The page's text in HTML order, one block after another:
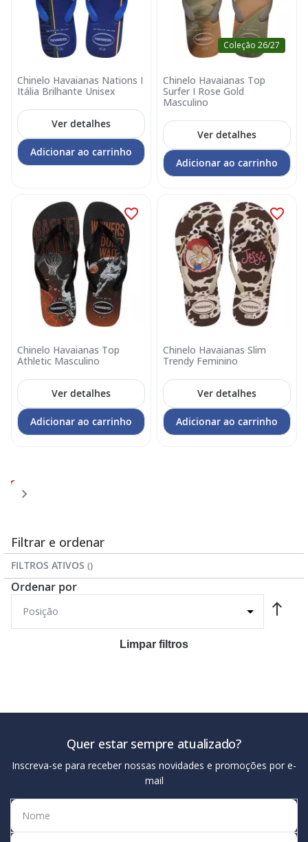
Chinelo Havaianas Nations I
Itália Brilhante Unisex
Ver detalhes
Adicionar ao carrinho
Coleção 26/27
Chinelo Havaianas Top
Surfer I Rose Gold
Masculino
Ver detalhes
Adicionar ao carrinho
Chinelo Havaianas Top
Athletic Masculino
Ver detalhes
Adicionar ao carrinho
Chinelo Havaianas Slim
Trendy Feminino
Ver detalhes
Adicionar ao carrinho
Você
esta
pagina
1 3
Filtrar e ordenar
FILTROS ATIVOS
Ordenar por
Limpar filtros
Quer estar sempre atualizado?
Inscreva-se para receber nossas novidades e promoções por e-
mail